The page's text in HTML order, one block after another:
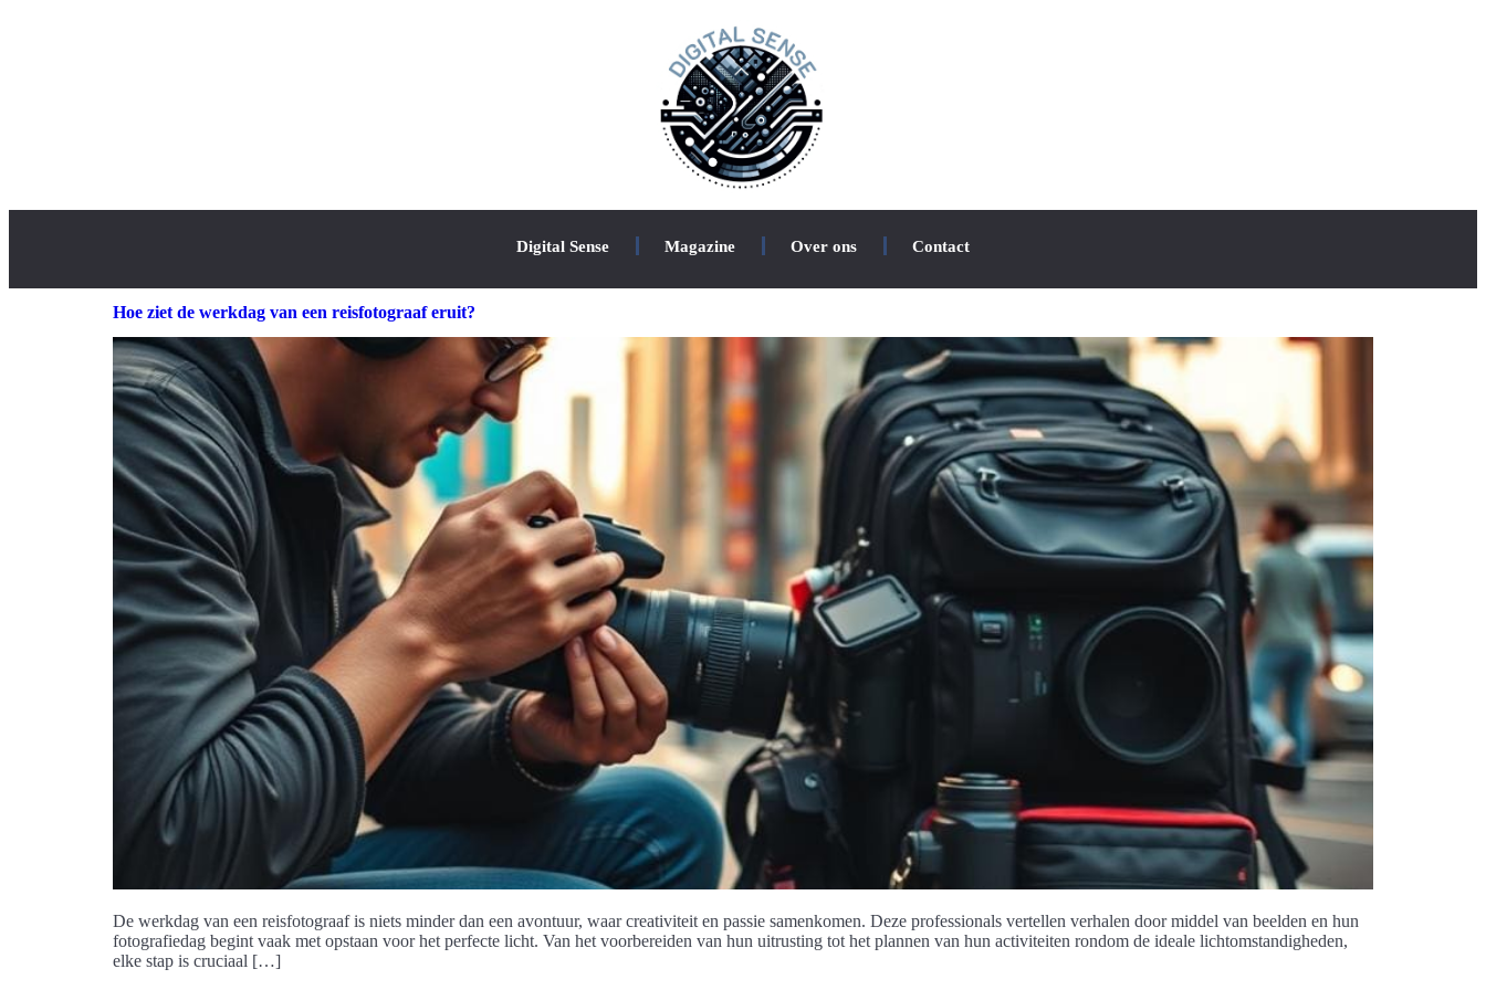
Digital Sense Magazine Over ons Contact
Hoe ziet de werkdag van een reisfotograaf eruit?
De werkdag van een reisfotograaf is niets minder dan een avontuur, waar creativiteit en passie samenkomen. Deze professionals vertellen verhalen door middel van beelden en hun
fotografiedag begint vaak met opstaan voor het perfecte licht. Van het voorbereiden van hun uitrusting tot het plannen van hun activiteiten rondom de ideale lichtomstandigheden,
elke stap is cruciaal […]